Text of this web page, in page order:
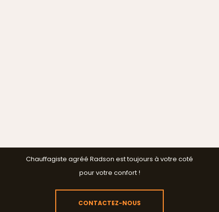
Chauffagiste agréé Radson est toujours à votre coté
pour votre confort !
CONTACTEZ-NOUS